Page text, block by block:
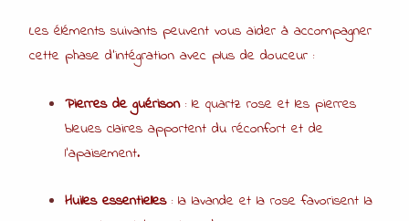
Les éléments suivants peuvent vous aider à accompagner
cette phase d’intégration avec plus de douceur :
Pierres de guérison: le quartz rose et les pierres
bleues claires apportent du réconfort et de
l’apaisement.
Huiles essentielles: la lavande et la rose favorisent la